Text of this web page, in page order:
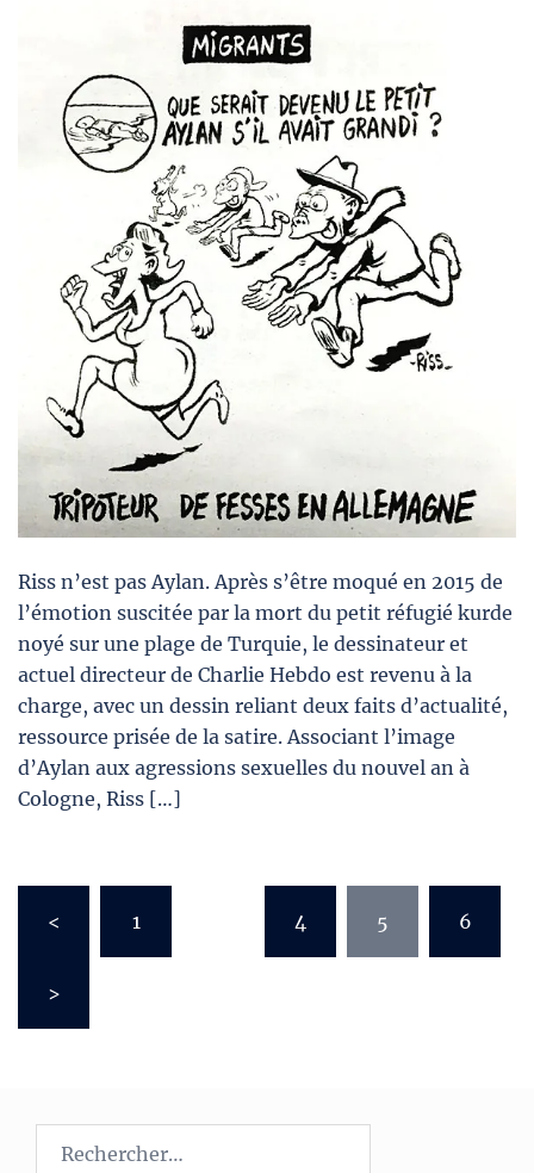
Riss n’est pas Aylan. Après s’être moqué en 2015 de
l’émotion suscitée par la mort du petit réfugié kurde
noyé sur une plage de Turquie, le dessinateur et
actuel directeur de Charlie Hebdo est revenu à la
charge, avec un dessin reliant deux faits d’actualité,
ressource prisée de la satire. Associant l’image
d’Aylan aux agressions sexuelles du nouvel an à
Cologne, Riss […]
des
publications
< 1 4 5 6
>